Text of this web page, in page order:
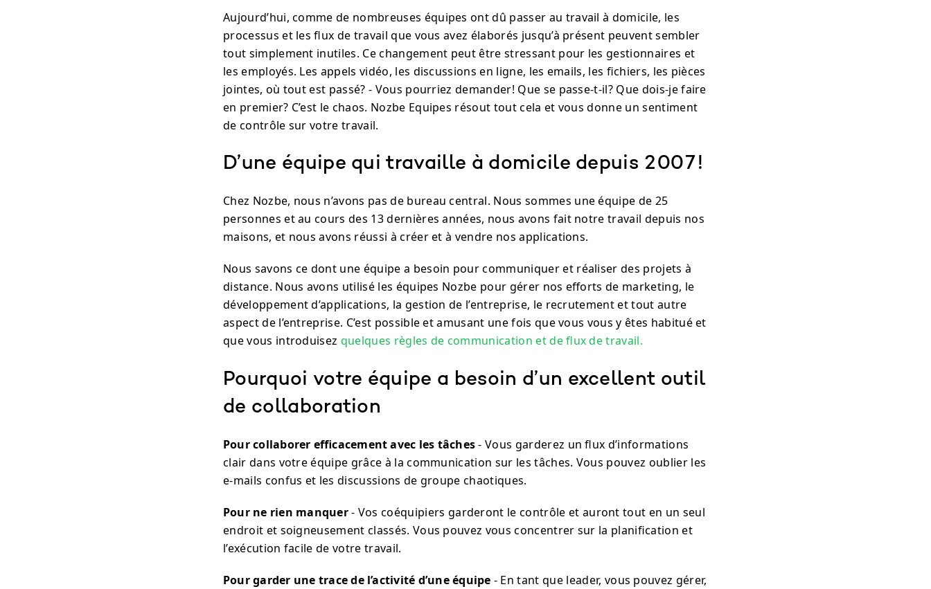
Aujourd’hui, comme de nombreuses équipes ont dû passer au travail à domicile, les
processus et les flux de travail que vous avez élaborés jusqu’à présent peuvent sembler
tout simplement inutiles. Ce changement peut être stressant pour les gestionnaires et
les employés. Les appels vidéo, les discussions en ligne, les emails, les fichiers, les pièces
jointes, où tout est passé? - Vous pourriez demander! Que se passe-t-il? Que dois-je faire
en premier? C’est le chaos. Nozbe Equipes résout tout cela et vous donne un sentiment
de contrôle sur votre travail.
D’une équipe qui travaille à domicile depuis 2007!
Chez Nozbe, nous n’avons pas de bureau central. Nous sommes une équipe de 25
personnes et au cours des 13 dernières années, nous avons fait notre travail depuis nos
maisons, et nous avons réussi à créer et à vendre nos applications.
Nous savons ce dont une équipe a besoin pour communiquer et réaliser des projets à
distance. Nous avons utilisé les équipes Nozbe pour gérer nos efforts de marketing, le
développement d’applications, la gestion de l’entreprise, le recrutement et tout autre
aspect de l’entreprise. C’est possible et amusant une fois que vous vous y êtes habitué et
que vous introduisez quelques règles de communication et de flux de travail.
Pourquoi votre équipe a besoin d’un excellent outil
de collaboration
Pour collaborer efficacement avec les tâches- Vous garderez un flux d’informations
clair dans votre équipe grâce à la communication sur les tâches. Vous pouvez oublier les
e-mails confus et les discussions de groupe chaotiques.
Pour ne rien manquer- Vos coéquipiers garderont le contrôle et auront tout en un seul
endroit et soigneusement classés. Vous pouvez vous concentrer sur la planification et
l’exécution facile de votre travail.
Pour garder une trace de l’activité d’une équipe - En tant que leader, vous pouvez gérer,